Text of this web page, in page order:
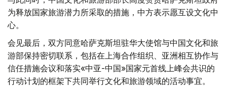
为释放国家旅游潜力所采取的措施，中方表示愿互设文化中
心。
会见最后，双方同意哈萨克斯坦驻华大使馆与中国文化和旅
游部保持密切联系，包括在上海合作组织、亚洲相互协作与
信任措施会议和落实«中亚-中国»国家元首线上峰会共识的
行动计划的框架下共同举行文化和旅游领域的活动事宜。